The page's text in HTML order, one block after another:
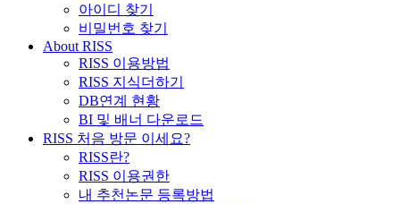
아이디 찾기
비밀번호 찾기
About RISS
RISS 이용방법
RISS 지식더하기
DB연계 현황
BI 및 배너 다운로드
RISS 처음 방문 이세요?
RISS란?
RISS 이용권한
내 추천논문 등록방법